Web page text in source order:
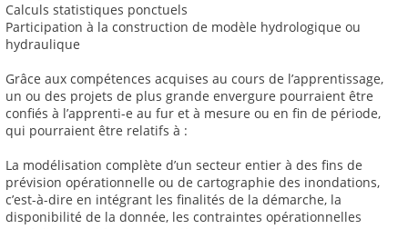
Calculs statistiques ponctuels
Participation à la construction de modèle hydrologique ou
hydraulique
Grâce aux compétences acquises au cours de l’apprentissage,
un ou des projets de plus grande envergure pourraient être
confiés à l’apprenti-e au fur et à mesure ou en fin de période,
qui pourraient être relatifs à :
La modélisation complète d’un secteur entier à des fins de
prévision opérationnelle ou de cartographie des inondations,
c’est-à-dire en intégrant les finalités de la démarche, la
disponibilité de la donnée, les contraintes opérationnelles